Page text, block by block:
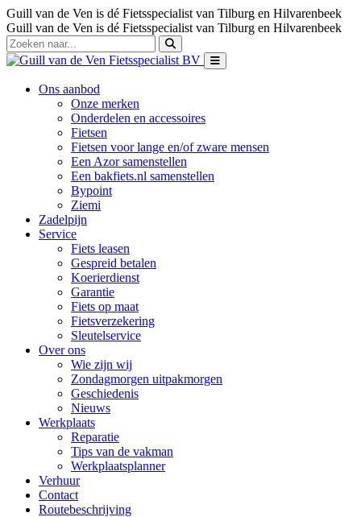
Guill van de Ven is dé Fietsspecialist van Tilburg en Hilvarenbeek
Guill van de Ven is dé Fietsspecialist van Tilburg en Hilvarenbeek
Ons aanbod
Onze merken
Onderdelen en accessoires
Fietsen
Fietsen voor lange en/of zware mensen
Een Azor samenstellen
Een bakfiets.nl samenstellen
Bypoint
Ziemi
Zadelpijn
Service
Fiets leasen
Gespreid betalen
Koerierdienst
Garantie
Fiets op maat
Fietsverzekering
Sleutelservice
Over ons
Wie zijn wij
Zondagmorgen uitpakmorgen
Geschiedenis
Nieuws
Werkplaats
Reparatie
Tips van de vakman
Werkplaatsplanner
Verhuur
Contact
Routebeschrijving